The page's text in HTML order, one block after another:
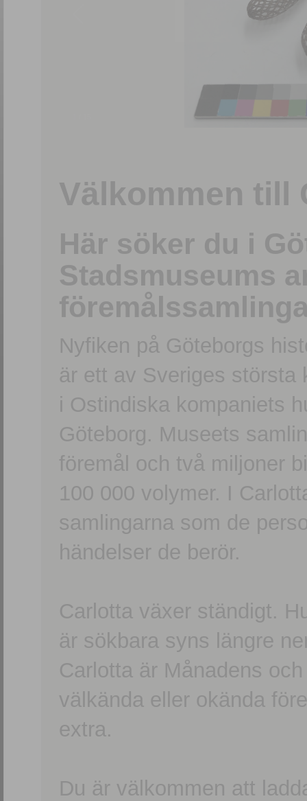
Välkommen till
Här söker du i
Stadsmuseums
Nyfiken på Göteborgs
är ett av Sveriges största
i Ostindiska kompaniets
Göteborg. Museets
föremål och två miljoner
100 000 volymer. I
samlingarna som de
händelser de berör.
Carlotta växer ständigt.
är sökbara syns längre
Carlotta är Månadens
välkända eller okända
extra.
Du är välkommen att